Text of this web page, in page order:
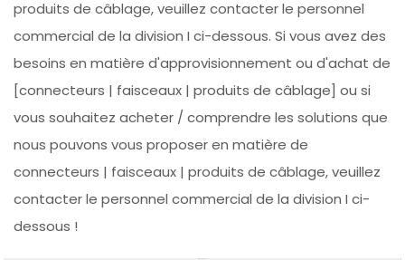
produits de câblage, veuillez contacter le personnel
commercial de la division I ci-dessous. Si vous avez des
besoins en matière d'approvisionnement ou d'achat de
[connecteurs | faisceaux | produits de câblage] ou si
vous souhaitez acheter / comprendre les solutions que
nous pouvons vous proposer en matière de
connecteurs | faisceaux | produits de câblage, veuillez
contacter le personnel commercial de la division I ci-
dessous !